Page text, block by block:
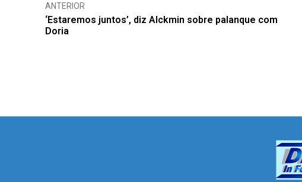
ANTERIOR
‘Estaremos juntos’, diz Alckmin sobre palanque com
Doria